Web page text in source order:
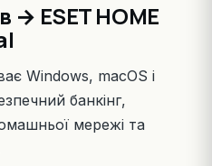
→ ESET HOME
Windows, macOS і
банкінг,
мережі та